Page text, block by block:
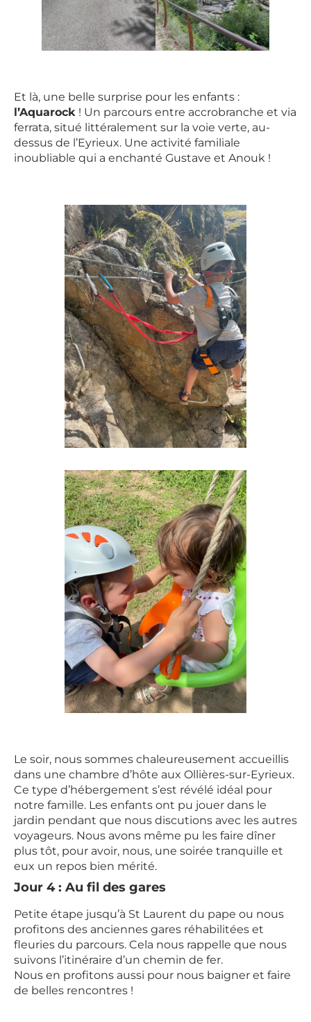
Et là, une belle surprise pour les enfants :
l’Aquarock ! Un parcours entre accrobranche et via
ferrata, situé littéralement sur la voie verte, au-
dessus de l’Eyrieux. Une activité familiale
inoubliable qui a enchanté Gustave et Anouk !
Le soir, nous sommes chaleureusement accueillis
dans une chambre d’hôte aux Ollières-sur-Eyrieux.
Ce type d’hébergement s’est révélé idéal pour
notre famille. Les enfants ont pu jouer dans le
jardin pendant que nous discutions avec les autres
voyageurs. Nous avons même pu les faire dîner
plus tôt, pour avoir, nous, une soirée tranquille et
eux un repos bien mérité.
Jour 4 : Au fil des gares
Petite étape jusqu’à St Laurent du pape ou nous
profitons des anciennes gares réhabilitées et
fleuries du parcours. Cela nous rappelle que nous
suivons l’itinéraire d’un chemin de fer.
Nous en profitons aussi pour nous baigner et faire
de belles rencontres !